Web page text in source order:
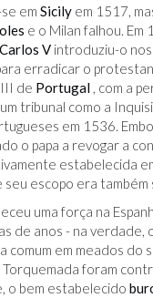
em Sicily em 1517,
e o Milan falhou. Em
Carlos V introduziu-o nos
erradicar o
de Portugal , com a
tribunal como a
em 1536.
o papa a revogar a
estabelecida
escopo era também
uma força na
de anos - na verdade,
comum em meados do
Torquemada foram
o bem estabelecido